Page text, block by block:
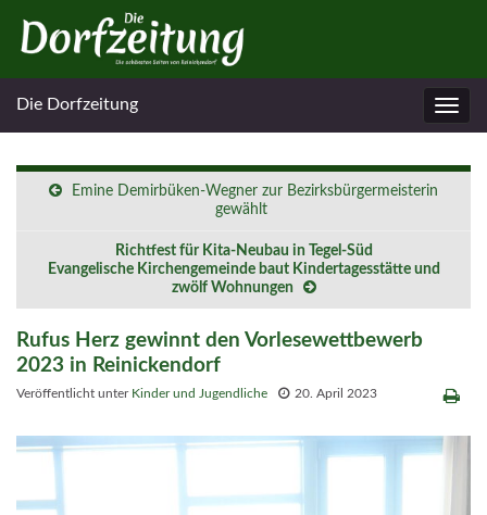
Die Dorfzeitung
Emine Demirbüken-Wegner zur Bezirksbürgermeisterin
gewählt
Richtfest für Kita-Neubau in Tegel-Süd
Evangelische Kirchengemeinde baut Kindertagesstätte und
zwölf Wohnungen
Rufus Herz gewinnt den Vorlesewettbewerb
2023 in Reinickendorf
Veröffentlicht unter Kinder und Jugendliche 20. April 2023